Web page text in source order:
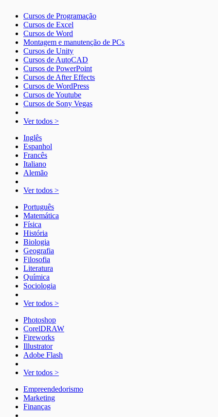
Cursos de Programação
Cursos de Excel
Cursos de Word
Montagem e manutenção de PCs
Cursos de Unity
Cursos de AutoCAD
Cursos de PowerPoint
Cursos de After Effects
Cursos de WordPress
Cursos de Youtube
Cursos de Sony Vegas
Ver todos >
Inglês
Espanhol
Francês
Italiano
Alemão
Ver todos >
Português
Matemática
Física
História
Biologia
Geografia
Filosofia
Literatura
Química
Sociologia
Ver todos >
Photoshop
CorelDRAW
Fireworks
Illustrator
Adobe Flash
Ver todos >
Empreendedorismo
Marketing
Finanças